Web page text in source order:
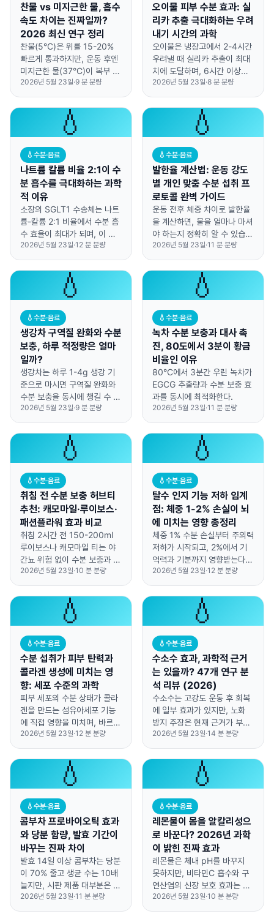
찬물 vs 미지근한 물, 흡수
속도 차이는 진짜일까?
2026 최신 연구 정리
찬물(5°C)은 위를 15-20%
빠르게 통과하지만, 운동 후엔
미지근한 물(37°C)이 복부 불
편감 없이 더 많은 양을 마실
수 있어 총 수분 섭취량에서 유
리합니다.
2026년 5월 23일·9 분 분량
오이물 피부 수분 효과: 실
리카 추출 극대화하는 우려
내기 시간의 과학
오이물은 냉장고에서 2-4시간
우려낼 때 실리카 추출이 최대
치에 도달하며, 6시간 이상은
쓴맛만 늘어납니다.
2026년 5월 23일·8 분 분량
💧
💧 수분·음료
나트륨 칼륨 비율 2:1이 수
분 흡수를 극대화하는 과학
적 이유
소장의 SGLT1 수송체는 나트
륨-칼륨 2:1 비율에서 수분 흡
수 효율이 최대가 되며, 이 비
율을 맞추면 순수한 물보다 흡
수 속도가 65% 빨라집니다.
2026년 5월 23일·12 분 분량
💧
💧 수분·음료
발한율 계산법: 운동 강도
별 개인 맞춤 수분 섭취 프
로토콜 완벽 가이드
운동 전후 체중 차이로 발한율
을 계산하면, 물을 얼마나 마셔
야 하는지 정확히 알 수 있습니
다.
2026년 5월 23일·11 분 분량
💧
💧 수분·음료
생강차 구역질 완화와 수분
보충, 하루 적정량은 얼마
일까?
생강차는 하루 1-4g 생강 기
준으로 마시면 구역질 완화와
수분 보충을 동시에 챙길 수 있
어요.
2026년 5월 23일·9 분 분량
💧
💧 수분·음료
녹차 수분 보충과 대사 촉
진, 80도에서 3분이 황금
비율인 이유
80°C에서 3분간 우린 녹차가
EGCG 추출량과 수분 보충 효
과를 동시에 최적화한다.
2026년 5월 23일·11 분 분량
💧
💧 수분·음료
취침 전 수분 보충 허브티
추천: 캐모마일·루이보스·
패션플라워 효과 비교
취침 2시간 전 150-200ml
루이보스나 캐모마일 티는 야
간뇨 위험 없이 수분 보충과 수
면의 질을 동시에 개선합니다.
2026년 5월 23일·10 분 분량
💧
💧 수분·음료
탈수 인지 기능 저하 임계
점: 체중 1-2% 손실이 뇌
에 미치는 영향 총정리
체중 1% 수분 손실부터 주의력
저하가 시작되고, 2%에서 기
억력과 기분까지 영향받는다는
것이 최신 연구 결론입니다.
2026년 5월 23일·12 분 분량
💧
💧 수분·음료
수분 섭취가 피부 탄력과
콜라겐 생성에 미치는 영
향: 세포 수준의 과학
피부 세포의 수분 상태가 콜라
겐을 만드는 섬유아세포 기능
에 직접 영향을 미치며, 바르는
보습제로는 이 효과를 대체할
수 없습니다.
2026년 5월 23일·12 분 분량
💧
💧 수분·음료
수소수 효과, 과학적 근거
는 있을까? 47개 연구 분
석 리뷰 (2026)
수소수는 고강도 운동 후 회복
에 일부 효과가 있지만, 노화
방지 주장은 현재 근거가 부족
합니다.
2026년 5월 23일·14 분 분량
💧
💧 수분·음료
콤부차 프로바이오틱 효과
와 당분 함량, 발효 기간이
바꾸는 진짜 차이
발효 14일 이상 콤부차는 당분
이 70% 줄고 생균 수는 10배
늘지만, 시판 제품 대부분은 7
일 발효로 단맛 유지에 집중합
니다.
2026년 5월 23일·11 분 분량
💧
💧 수분·음료
레몬물이 몸을 알칼리성으
로 바꾼다? 2026년 과학
이 밝힌 진짜 효과
레몬물은 체내 pH를 바꾸지
못하지만, 비타민C 흡수와 구
연산염의 신장 보호 효과는 실
제로 검증된 이점입니다.
2026년 5월 23일·10 분 분량